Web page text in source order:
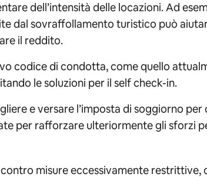
dell’intensità delle locazioni. Ad
dal sovraffollamento turistico può
il reddito.
codice di condotta, come quello
le soluzioni per il self check-in.
e versare l’imposta di soggiorno
per rafforzare ulteriormente gli sforzi
misure eccessivamente